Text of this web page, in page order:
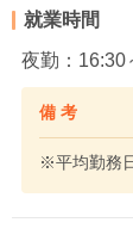
就業時間
夜勤：16:30
備 考
※平均勤務